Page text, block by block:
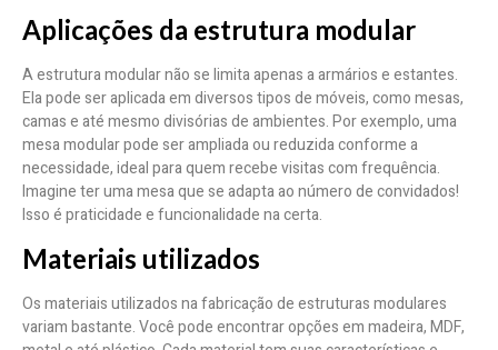
Aplicações da estrutura modular
A estrutura modular não se limita apenas a armários e estantes.
Ela pode ser aplicada em diversos tipos de móveis, como mesas,
camas e até mesmo divisórias de ambientes. Por exemplo, uma
mesa modular pode ser ampliada ou reduzida conforme a
necessidade, ideal para quem recebe visitas com frequência.
Imagine ter uma mesa que se adapta ao número de convidados!
Isso é praticidade e funcionalidade na certa.
Materiais utilizados
Os materiais utilizados na fabricação de estruturas modulares
variam bastante. Você pode encontrar opções em madeira, MDF,